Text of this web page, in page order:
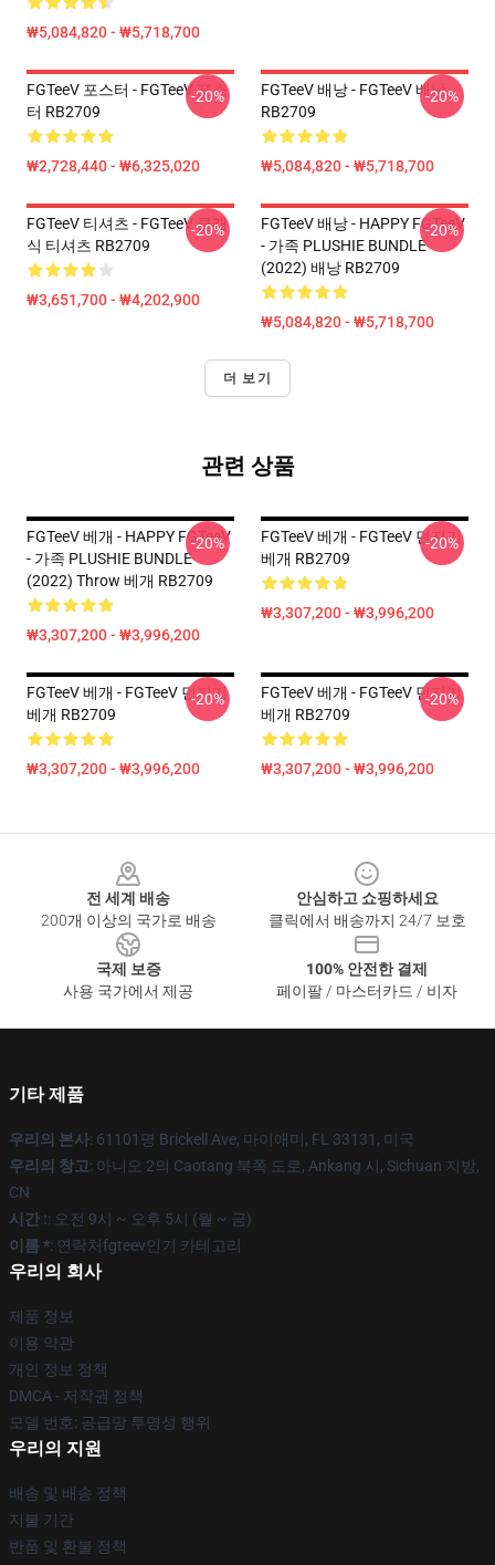
₩5,084,820 - ₩5,718,700
FGTeeV 포스터 - FGTeeV 포스
터 RB2709
₩2,728,440 - ₩6,325,020
-20%
FGTeeV 배낭 - FGTeeV 배낭
RB2709
₩5,084,820 - ₩5,718,700
-20%
FGTeeV 티셔츠 - FGTeeV 클래
식 티셔츠 RB2709
₩3,651,700 - ₩4,202,900
-20%
FGTeeV 배낭 - HAPPY FGTeeV
- 가족 PLUSHIE BUNDLE
(2022) 배낭 RB2709
₩5,084,820 - ₩5,718,700
-20%
더 보기
관련 상품
FGTeeV 베개 - HAPPY FGTeeV
- 가족 PLUSHIE BUNDLE
(2022) Throw 베개 RB2709
₩3,307,200 - ₩3,996,200
-20%
FGTeeV 베개 - FGTeeV 던지기
베개 RB2709
₩3,307,200 - ₩3,996,200
-20%
FGTeeV 베개 - FGTeeV 던지기
베개 RB2709
₩3,307,200 - ₩3,996,200
-20%
FGTeeV 베개 - FGTeeV 던지기
베개 RB2709
₩3,307,200 - ₩3,996,200
-20%
전 세계 배송
200개 이상의 국가로 배송
안심하고 쇼핑하세요
클릭에서 배송까지 24/7 보호
국제 보증
사용 국가에서 제공
100% 안전한 결제
페이팔 / 마스터카드 / 비자
기타 제품
우리의 본사: 61101명 Brickell Ave, 마이애미, FL 33131, 미국
우리의 창고: 아니오 2의 Caotang 북쪽 도로, Ankang 시, Sichuan 지방,
CN
시간 :: 오전 9시 ~ 오후 5시 (월 ~ 금)
이름 *: 연락처fgteev인기 카테고리
우리의 회사
제품 정보
이용 약관
개인 정보 정책
DMCA - 저작권 정책
모델 번호: 공급망 투명성 행위
우리의 지원
배송 및 배송 정책
지불 기간
반품 및 환불 정책